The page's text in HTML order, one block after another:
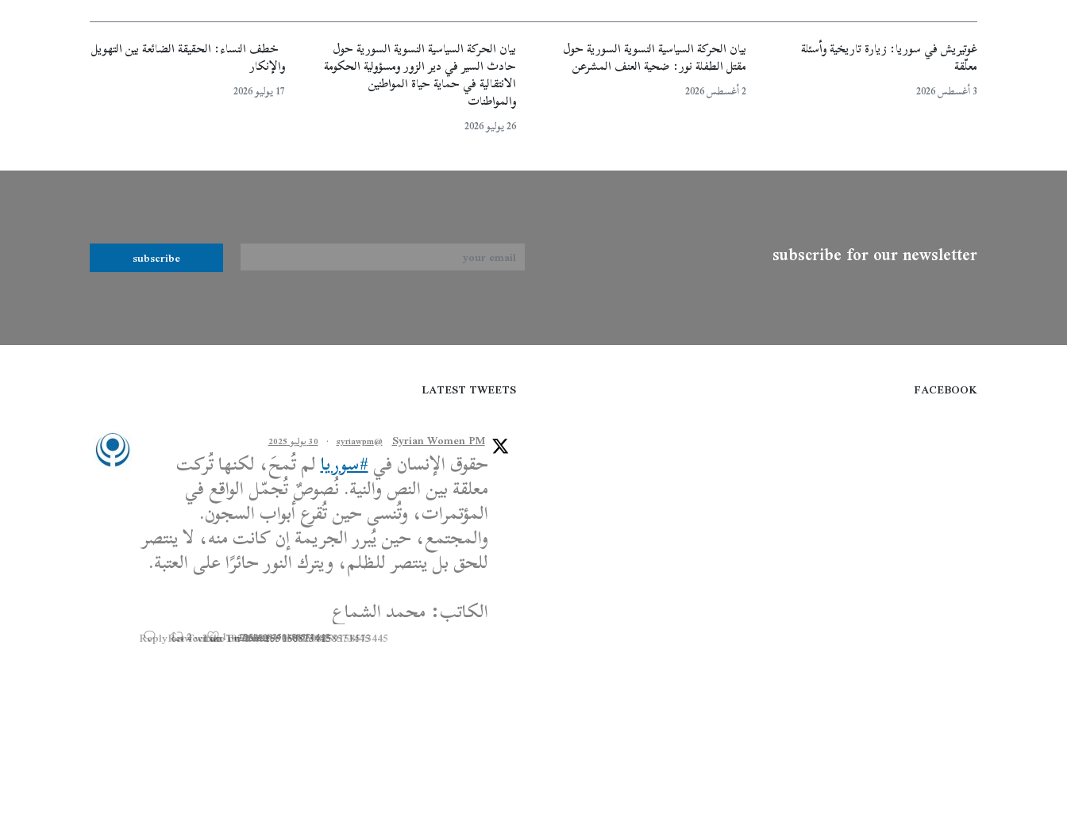
غوتيريش في سوريا: زيارة تاريخية وأسئلة
معلّقة
3 أغسطس 2026
بيان الحركة السياسية النسوية السورية حول
مقتل الطفلة نور: ضحية العنف المشرعن
2 أغسطس 2026
بيان الحركة السياسية النسوية السورية حول
حادث السير في دير الزور ومسؤولية الحكومة
الانتقالية في حماية حياة المواطنين
والمواطنات
26 يوليو 2026
خطف النساء: الحقيقة الضائعة بين التهويل
والإنكار
17 يوليو 2026
subscribe for our newsletter
subscribe
FACEBOOK
LATEST TWEETS
Syrian Women PM
@syriawpm
· 30 يوليو 2025
حقوق الإنسان في#سوريالم تُمحَ، لكنها تُركت
معلقة بين النص والنية. نُصوصٌ تُجمّل الواقع في
المؤتمرات، وتُنسى حين تُقرع أبواب السجون.
والمجتمع، حين يُبرر الجريمة إن كانت منه، لا ينتصر
للحق بل ينتصر للظلم، ويترك النور حائرًا على العتبة.
الكاتب: محمد الشماع
Reply on Twitter 1950608259158573445
Retweet on Twitter 1950608259158573445
2 Like on Twitter 1950608259158573445
1 Twitter
1950608259158573445